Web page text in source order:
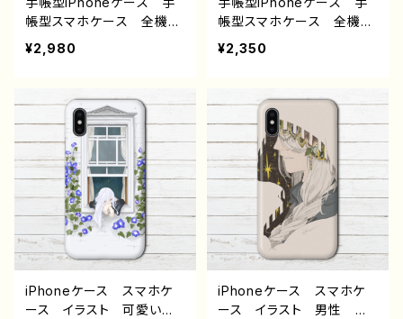
帳型スマホケース 全機種
対応 安い かっこいい
おしゃれ クール メン
気 クリエイター 高校
生 男子 iPhone17/16/1
5/14/13 AQUOS sense
4 5 6 Xperia Google
pixel Galaxy Android
アンドロイド ケース ノ
ンブランド おすすめ 個
性的 人気 イラストレー
ター 絵師 クリエイタ
ー オリジナル デザイ
ン グッズ タイトル：宇宙
旅行 J1-9
¥2,980
帳型スマホケース 全機種
対応 動物 イラスト お
しゃれ オオカミ 狼 か
ズ レディース 女子 高
校生 男子 iPhone17/1
6/15/14/13 AQUOS Xp
eria Googlepixel Gal
axy Android アンドロ
イド ケース おすすめ
個性的 人気 イラストレ
ーター クリエイター 絵
師 オリジナル デザイ
ン グッズ タイトル：マチ
アワセ（狼さん） 作：黒糖
からす
¥2,350
iPhoneケース スマホケ
ース イラスト 可愛い女
iPhoneケース スマホケ
ース イラスト 男性 か